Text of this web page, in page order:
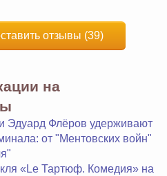
отзывы (39)
на
Эдуард Флёров удерживают
от "Ментовских войн"
«Le Тартюф. Комедия» на